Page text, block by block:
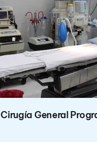
Cirugía General